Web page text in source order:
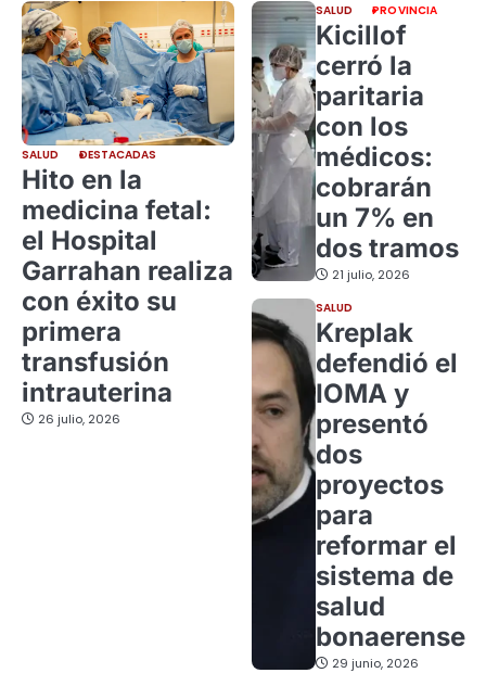
SALUD DESTACADAS
Hito en la
medicina fetal:
el Hospital
Garrahan realiza
con éxito su
primera
transfusión
intrauterina
26 julio, 2026
SALUD PROVINCIA
Kicillof
cerró la
paritaria
con los
médicos:
cobrarán
un 7% en
dos tramos
21 julio, 2026
SALUD
Kreplak
defendió el
IOMA y
presentó
dos
proyectos
para
reformar el
sistema de
salud
bonaerense
29 junio, 2026